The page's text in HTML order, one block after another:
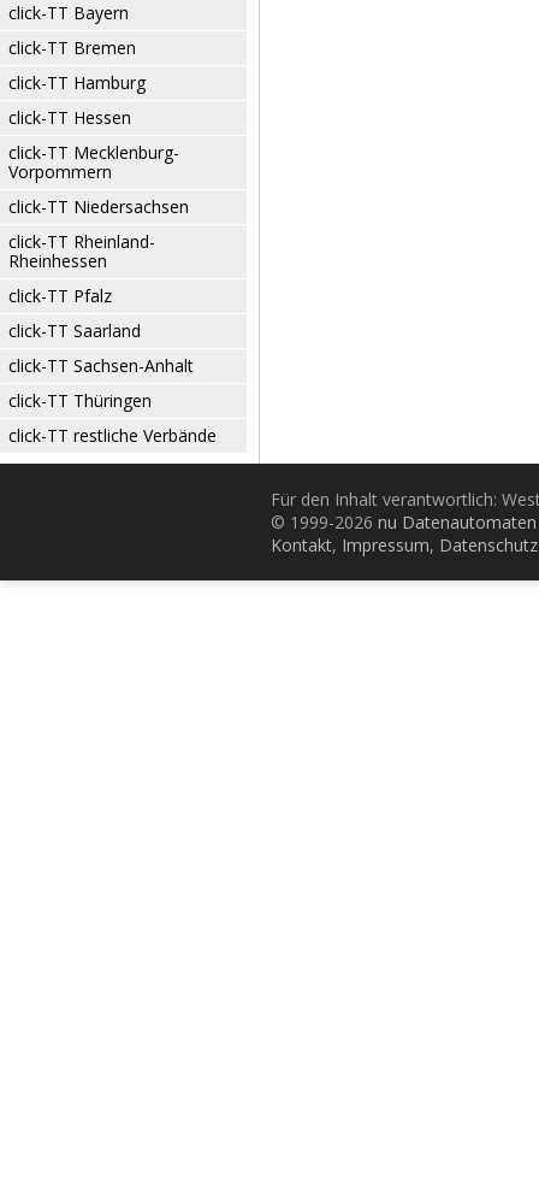
click-TT Bayern
click-TT Bremen
click-TT Hamburg
click-TT Hessen
click-TT Mecklenburg-
Vorpommern
click-TT Niedersachsen
click-TT Rheinland-
Rheinhessen
click-TT Pfalz
click-TT Saarland
click-TT Sachsen-Anhalt
click-TT Thüringen
click-TT restliche Verbände
Für den Inhalt verantwortlich:
© 1999-2026 nu
Kontakt, Impressum, Datenschutz